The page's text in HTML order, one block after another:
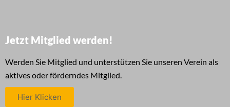
Jetzt Mitglied werden!
Werden Sie Mitglied und unterstützen Sie unseren Verein als
aktives oder förderndes Mitglied.
Hier Klicken